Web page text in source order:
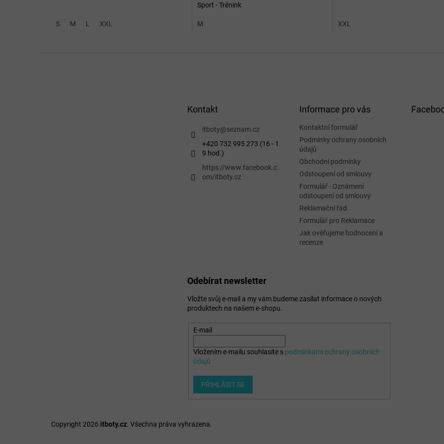
S M L XXL
Sport - Trénink
M XXL
Kontakt
itboty@seznam.cz
+420 732 995 273 (16 - 1
9 hod.)
https://www.facebook.c
om/itboty.cz
Informace pro vás
Kontaktní formulář
Podmínky ochrany osobních
údajů
Obchodní podmínky
Odstoupení od smlouvy
Formulář - Oznámení
odstoupení od smlouvy
Reklamační řád
Formulář pro Reklamace
Jak ověřujeme hodnocení a
recenze
Odebírat newsletter
Vložte svůj e-mail a my vám budeme zasílat informace o nových
produktech na našem e-shopu.
E-mail
Vložením e-mailu souhlasíte s podmínkami ochrany osobních
údajů
PŘIHLÁSIT SE
Copyright 2026 itboty.cz. Všechna práva vyhrazena.